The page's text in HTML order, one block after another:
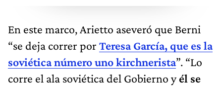
En este marco, Arietto aseveró que Berni
“se deja correr por Teresa García, que es la
soviética número uno kirchnerista”. “Lo
corre el ala soviética del Gobierno yél se